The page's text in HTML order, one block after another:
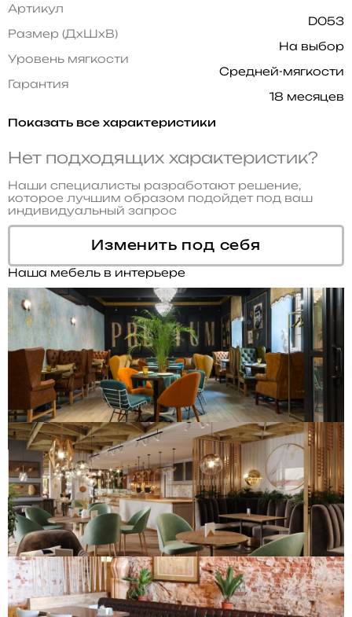
Артикул
D053
Размер (ДхШхВ)
На выбор
Уровень мягкости
Средней-мягкости
Гарантия
18 месяцев
Показать все характеристики
Нет подходящих характеристик?
Наши специалисты разработают решение,
которое лучшим образом подойдет под ваш
индивидуальный запрос
Изменить под себя
Наша мебель в интерьере